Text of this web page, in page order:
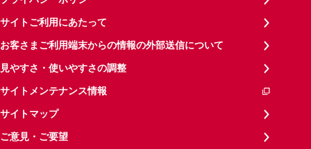
サイトご利用にあたって
お客さまご利用端末からの情報の外部送信について
見やすさ・使いやすさの調整
サイトメンテナンス情報
サイトマップ
ご意見・ご要望